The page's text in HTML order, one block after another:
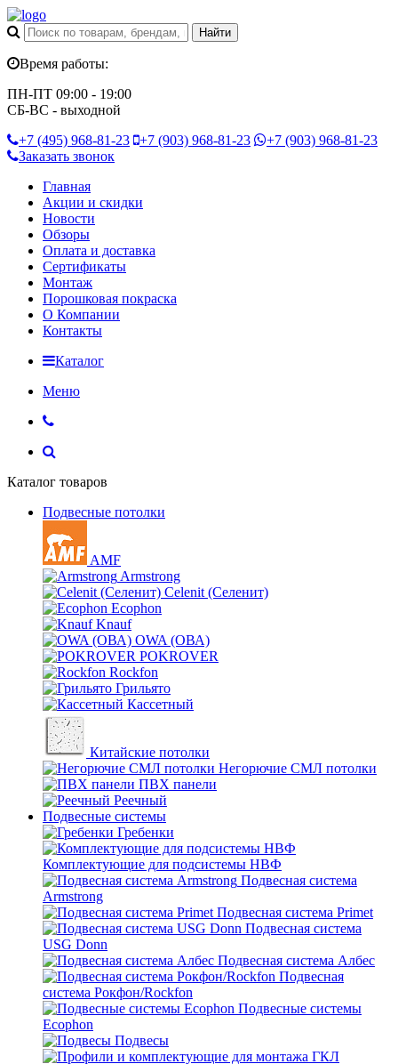
Время работы:
ПН-ПТ 09:00 - 19:00
СБ-ВС - выходной
+7 (495) 968-81-23 +7 (903) 968-81-23 +7 (903) 968-81-23
Заказать звонок
Главная
Акции и скидки
Новости
Обзоры
Оплата и доставка
Сертификаты
Монтаж
Порошковая покраска
О Компании
Контакты
Каталог
Меню
Каталог товаров
Подвесные потолки
AMF
Armstrong
Celenit (Селенит)
Ecophon
Knauf
OWA (ОВА)
POKROVER
Rockfon
Грильято
Кассетный
Китайские потолки
Негорючие СМЛ потолки
ПВХ панели
Реечный
Подвесные системы
Гребенки
Комплектующие для подсистемы НВФ
Подвесная система
Armstrong
Подвесная система Primet
Подвесная система
USG Donn
Подвесная система Албес
Подвесная
система Рокфон/Rockfon
Подвесные системы
Ecophon
Подвесы